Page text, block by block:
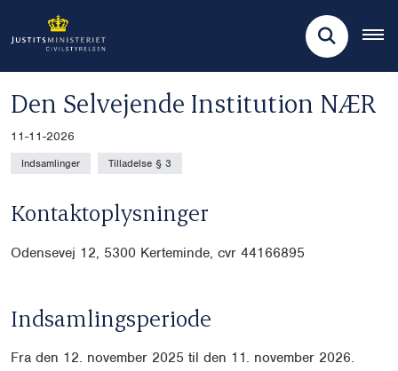
Den Selvejende Institution NÆR
11-11-2026
Indsamlinger Tilladelse § 3
Kontaktoplysninger
Odensevej 12, 5300 Kerteminde, cvr 44166895
Indsamlingsperiode
Fra den 12. november 2025 til den 11. november 2026.